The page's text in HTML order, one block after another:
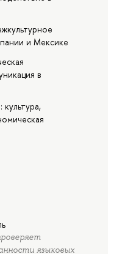
и Мексике
в
языковых